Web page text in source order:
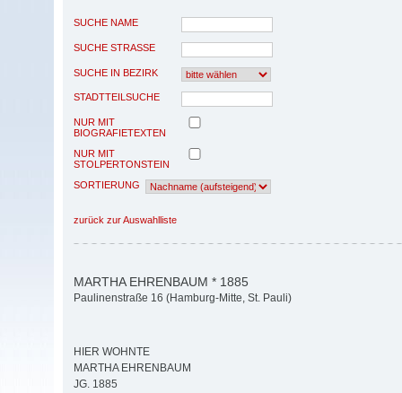
SUCHE NAME
SUCHE STRASSE
SUCHE IN BEZIRK
STADTTEILSUCHE
NUR MIT
BIOGRAFIETEXTEN
NUR MIT
STOLPERTONSTEIN
SORTIERUNG
zurück zur Auswahlliste
MARTHA EHRENBAUM * 1885
Paulinenstraße 16 (Hamburg-Mitte, St. Pauli)
HIER WOHNTE
MARTHA EHRENBAUM
JG. 1885